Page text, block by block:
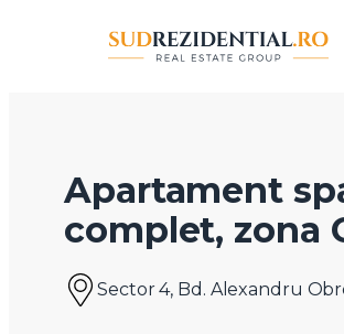
Apartament
complet, zona
Sector 4, Bd. Alexandru